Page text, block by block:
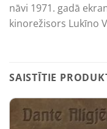
nāvi 1971. gadā
kinorežisors Lukīno
SAISTĪTIE